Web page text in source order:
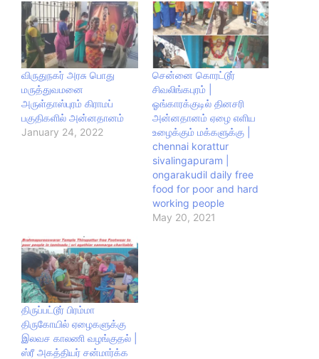
விருதுநகர் அரசு பொது
மருத்துவமனை
அருள்தாஸ்புரம் கிராமப்
பகுதிகளில் அன்னதானம்
January 24, 2022
சென்னை கொரட்டூர்
சிவலிங்கபுரம் |
ஓங்காரக்குடில் தினசரி
அன்னதானம் ஏழை எளிய
உழைக்கும் மக்களுக்கு |
chennai korattur
sivalingapuram |
ongarakudil daily free
food for poor and hard
working people
May 20, 2021
திருப்பட்டூர் பிரம்மா
திருகோயில் ஏழைகளுக்கு
இலவச காலணி வழங்குதல் |
ஸ்ரீ அகத்தியர் சன்மார்க்க